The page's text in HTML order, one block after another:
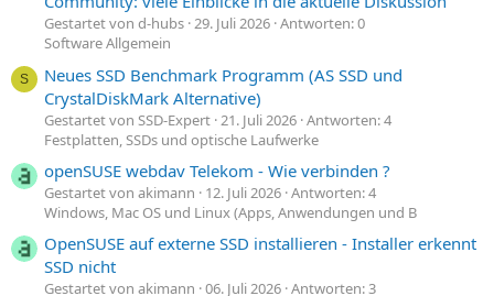
Gestartet von d-hubs 29. Juli 2026 Antworten: 0
Software Allgemein
S
Neues SSD Benchmark Programm (AS SSD und
CrystalDiskMark Alternative)
Gestartet von SSD-Expert 21. Juli 2026 Antworten: 4
Festplatten, SSDs und optische Laufwerke
openSUSE webdav Telekom - Wie verbinden ?
Gestartet von akimann 12. Juli 2026 Antworten: 4
Windows, Mac OS und Linux (Apps, Anwendungen und B
OpenSUSE auf externe SSD installieren - Installer erkennt
SSD nicht
Gestartet von akimann 06. Juli 2026 Antworten: 3